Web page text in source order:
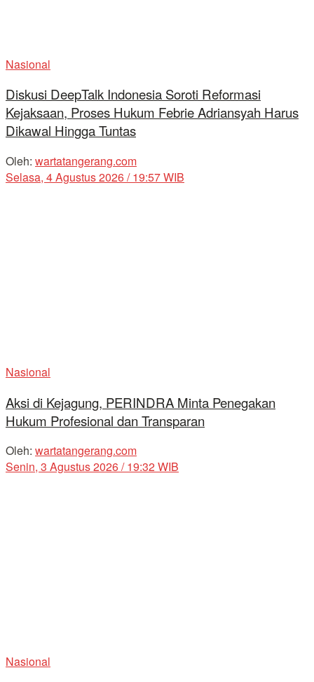
Nasional
Diskusi DeepTalk Indonesia Soroti Reformasi
Kejaksaan, Proses Hukum Febrie Adriansyah Harus
Dikawal Hingga Tuntas
Oleh: wartatangerang.com
Selasa, 4 Agustus 2026 / 19:57 WIB
Nasional
Aksi di Kejagung, PERINDRA Minta Penegakan
Hukum Profesional dan Transparan
Oleh: wartatangerang.com
Senin, 3 Agustus 2026 / 19:32 WIB
Nasional